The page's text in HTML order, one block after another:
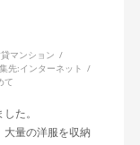
マンション
先:インターネット
て
た。
量の洋服を収納